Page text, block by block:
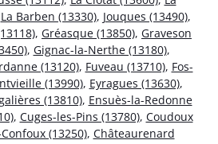
La Barben (13330), Jouques (13490),
, Gréasque (13850), Graveson
, Gignac-la-Nerthe (13180),
(13120), Fuveau (13710), Fos-
(13990), Eyragues (13630),
(13810), Ensuès-la-Redonne
, Cuges-les-Pins (13780), Coudoux
(13250), Châteaurenard